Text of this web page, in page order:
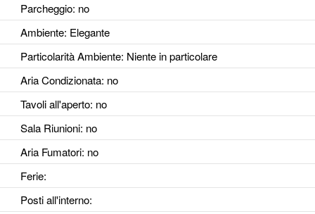
Parcheggio: no
Ambiente: Elegante
Particolarità Ambiente: Niente in particolare
Aria Condizionata: no
Tavoli all'aperto: no
Sala Riunioni: no
Aria Fumatori: no
Ferie:
Posti all'interno: